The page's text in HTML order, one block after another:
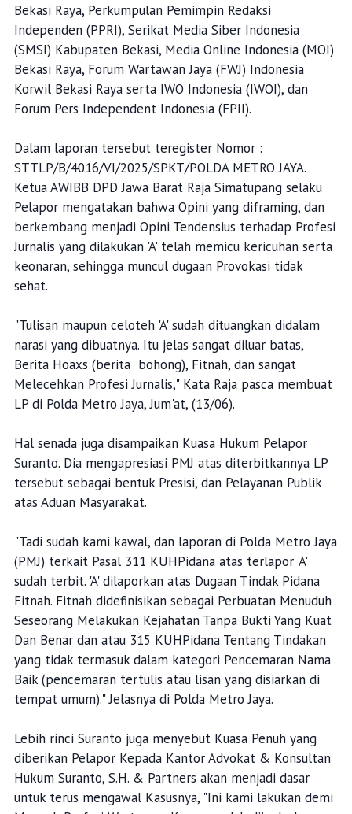
Bekasi Raya, Perkumpulan Pemimpin Redaksi
Independen (PPRI), Serikat Media Siber Indonesia
(SMSI) Kabupaten Bekasi, Media Online Indonesia (MOI)
Bekasi Raya, Forum Wartawan Jaya (FWJ) Indonesia
Korwil Bekasi Raya serta IWO Indonesia (IWOI), dan
Forum Pers Independent Indonesia (FPII).
Dalam laporan tersebut teregister Nomor :
STTLP/B/4016/VI/2025/SPKT/POLDA METRO JAYA.
Ketua AWIBB DPD Jawa Barat Raja Simatupang selaku
Pelapor mengatakan bahwa Opini yang diframing, dan
berkembang menjadi Opini Tendensius terhadap Profesi
Jurnalis yang dilakukan 'A' telah memicu kericuhan serta
keonaran, sehingga muncul dugaan Provokasi tidak
sehat.
"Tulisan maupun celoteh 'A' sudah dituangkan didalam
narasi yang dibuatnya. Itu jelas sangat diluar batas,
Berita Hoaxs (berita bohong), Fitnah, dan sangat
Melecehkan Profesi Jurnalis," Kata Raja pasca membuat
LP di Polda Metro Jaya, Jum'at, (13/06).
Hal senada juga disampaikan Kuasa Hukum Pelapor
Suranto. Dia mengapresiasi PMJ atas diterbitkannya LP
tersebut sebagai bentuk Presisi, dan Pelayanan Publik
atas Aduan Masyarakat.
"Tadi sudah kami kawal, dan laporan di Polda Metro Jaya
(PMJ) terkait Pasal 311 KUHPidana atas terlapor 'A'
sudah terbit. 'A' dilaporkan atas Dugaan Tindak Pidana
Fitnah. Fitnah didefinisikan sebagai Perbuatan Menuduh
Seseorang Melakukan Kejahatan Tanpa Bukti Yang Kuat
Dan Benar dan atau 315 KUHPidana Tentang Tindakan
yang tidak termasuk dalam kategori Pencemaran Nama
Baik (pencemaran tertulis atau lisan yang disiarkan di
tempat umum)." Jelasnya di Polda Metro Jaya.
Lebih rinci Suranto juga menyebut Kuasa Penuh yang
diberikan Pelapor Kepada Kantor Advokat & Konsultan
Hukum Suranto, S.H. & Partners akan menjadi dasar
untuk terus mengawal Kasusnya, "Ini kami lakukan demi